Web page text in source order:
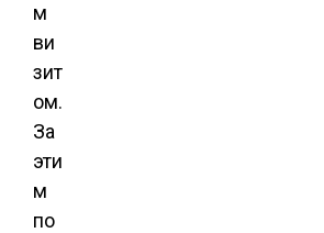
м
ви
зит
ом.
За
эти
м
по